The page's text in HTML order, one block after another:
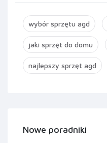
wybór sprzętu agd
jaki sprzęt do domu
najlepszy sprzęt agd
Nowe poradniki